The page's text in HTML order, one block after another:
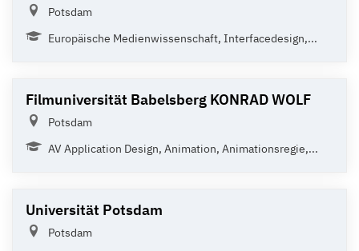
Potsdam
Europäische Medienwissenschaft, Interfacedesign,...
Filmuniversität Babelsberg KONRAD WOLF
Potsdam
AV Application Design, Animation, Animationsregie,...
Universität Potsdam
Potsdam